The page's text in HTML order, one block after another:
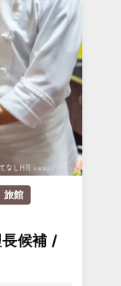
旅館
候補 /